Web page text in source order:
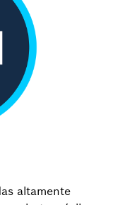
altamente